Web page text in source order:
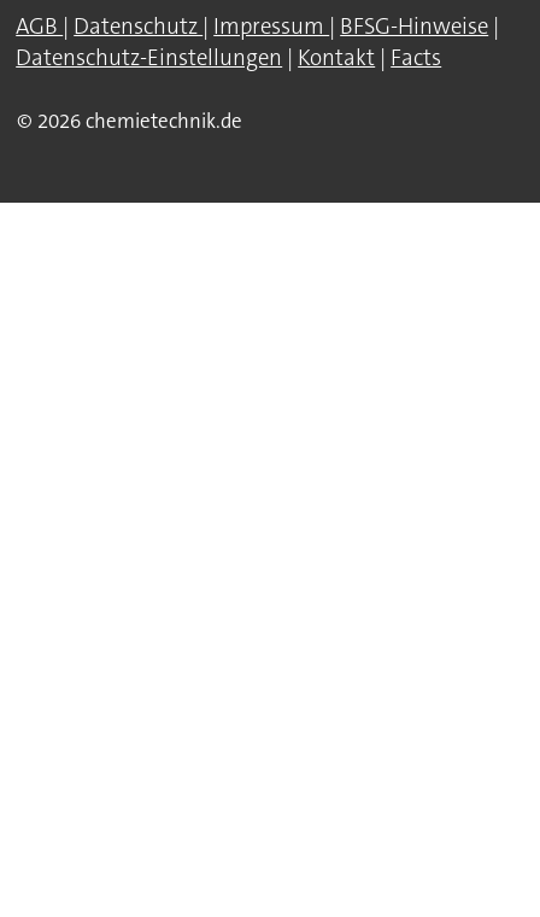
AGB | Datenschutz | Impressum | BFSG-Hinweise |
Datenschutz-Einstellungen | Kontakt | Facts
© 2026 chemietechnik.de